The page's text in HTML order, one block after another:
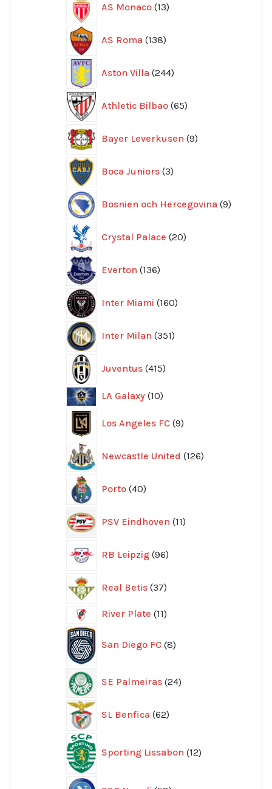
AS Monaco 13
produkter
AS Roma 138
produkter
Aston Villa 244
produkter
Athletic Bilbao 65
produkter
Bayer Leverkusen 9
produkter
Boca Juniors 3
produkter
Bosnien och Hercegovina 9
produkter
Crystal Palace 20
produkter
Everton 136
produkter
Inter Miami 160
produkter
Inter Milan 351
produkter
Juventus 415
produkter
LA Galaxy 1010
Los Angeles FC 9
produkter
Newcastle United 126
produkter
Porto 40
produkter
PSV Eindhoven 11
produkter
RB Leipzig 96
produkter
Real Betis 37
produkter
River Plate 1111
San Diego FC 8produkter
SE Palmeiras 24
produkter
SL Benfica 62
produkter
Sporting Lissabon 12produkter